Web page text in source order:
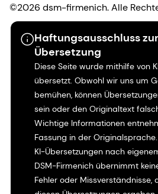
Haftungsausschluss zur
Übersetzung
Diese Seite wurde mithilfe von
übersetzt. Obwohl wir uns um
bemühen, können
sein oder den Originaltext
Wichtige Informationen
Fassung in der
KI-Übersetzungen nach
DSM-Firmenich übernimmt
Fehler oder Missverständnisse,
©2026 dsm-firmenich. Alle
Hinweis zum Datenschutz
Bedingungen für die Nutzung
Bedingungen und Konditionen
Kalifornien-Transparenz
Erklärung zur Zugänglichkeit